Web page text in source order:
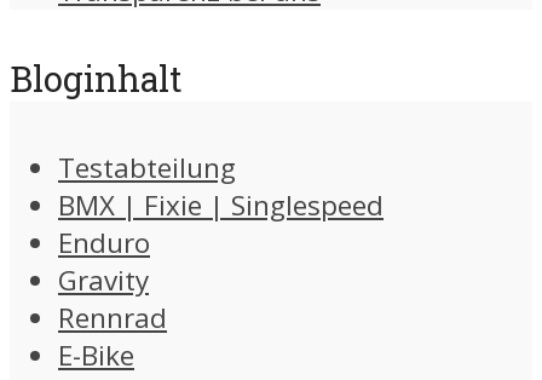
Bloginhalt
Testabteilung
BMX | Fixie | Singlespeed
Enduro
Gravity
Rennrad
E-Bike